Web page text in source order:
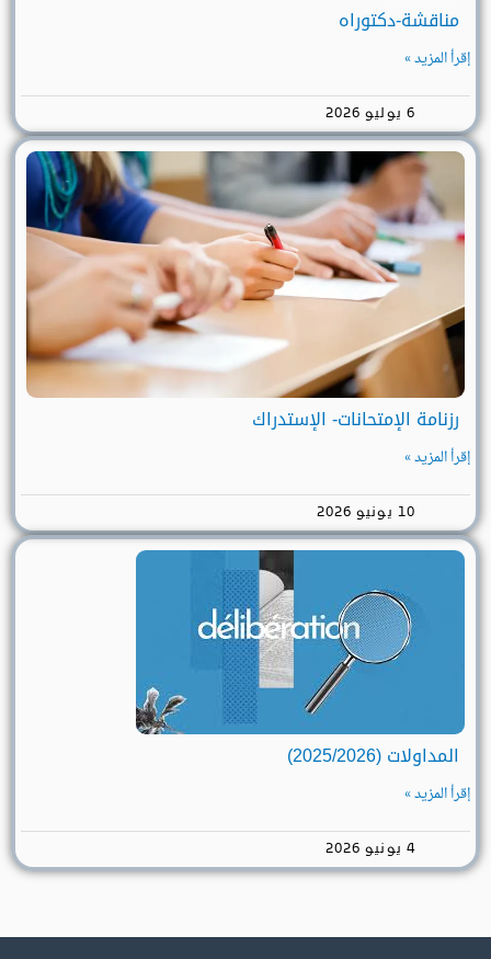
مناقشة-دكتوراه
إقرأ المزيد »
رزنامة الإمتحانات- الإستدراك
إقرأ المزيد »
10 يونيو 2026
المداولات (2025/2026)
إقرأ المزيد »